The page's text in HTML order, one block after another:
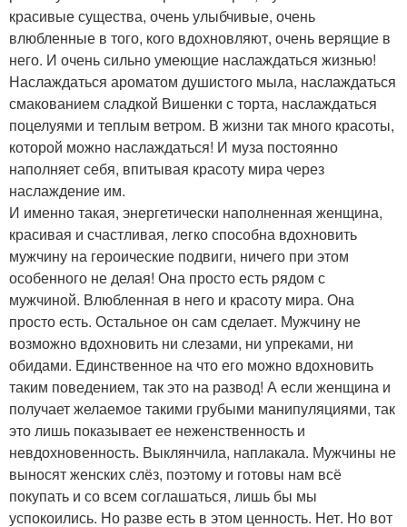
красивые существа, очень улыбчивые, очень
влюбленные в того, кого вдохновляют, очень верящие в
него. И очень сильно умеющие наслаждаться жизнью!
Наслаждаться ароматом душистого мыла, наслаждаться
смакованием сладкой Вишенки с торта, наслаждаться
поцелуями и теплым ветром. В жизни так много красоты,
которой можно наслаждаться! И муза постоянно
наполняет себя, впитывая красоту мира через
наслаждение им.
И именно такая, энергетически наполненная женщина,
красивая и счастливая, легко способна вдохновить
мужчину на героические подвиги, ничего при этом
особенного не делая! Она просто есть рядом с
мужчиной. Влюбленная в него и красоту мира. Она
просто есть. Остальное он сам сделает. Мужчину не
возможно вдохновить ни слезами, ни упреками, ни
обидами. Единственное на что его можно вдохновить
таким поведением, так это на развод! А если женщина и
получает желаемое такими грубыми манипуляциями, так
это лишь показывает ее неженственность и
невдохновенность. Выклянчила, наплакала. Мужчины не
выносят женских слёз, поэтому и готовы нам всё
покупать и со всем соглашаться, лишь бы мы
успокоились. Но разве есть в этом ценность. Нет. Но вот